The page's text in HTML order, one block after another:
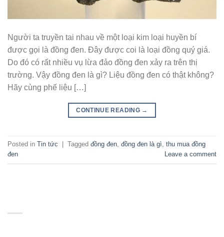
Người ta truyền tai nhau về một loại kim loại huyền bí
được gọi là đồng đen. Đây được coi là loại đồng quý giá.
Do đó có rất nhiều vụ lừa đảo đồng đen xảy ra trên thị
trường. Vậy đồng đen là gì? Liệu đồng đen có thật không?
Hãy cùng phế liệu […]
CONTINUE READING →
Posted in Tin tức Tagged đồng đen, đồng đen là gì, thu mua đồng
đen
Leave a comment